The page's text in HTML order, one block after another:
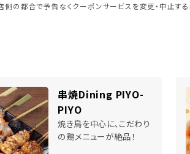
の都合で予告なくクーポンサービスを変更・中止す
串焼Dining PIYO-
PIYO
焼き鳥を中心に、こだわり
の鶏メニューが絶品！